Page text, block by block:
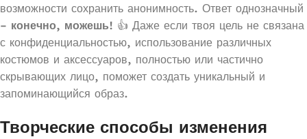
возможности сохранить анонимность. Ответ однозначный
– конечно, можешь! 👍 Даже если твоя цель не связана
с конфиденциальностью, использование различных
костюмов и аксессуаров, полностью или частично
скрывающих лицо, поможет создать уникальный и
запоминающийся образ.
Творческие способы изменения